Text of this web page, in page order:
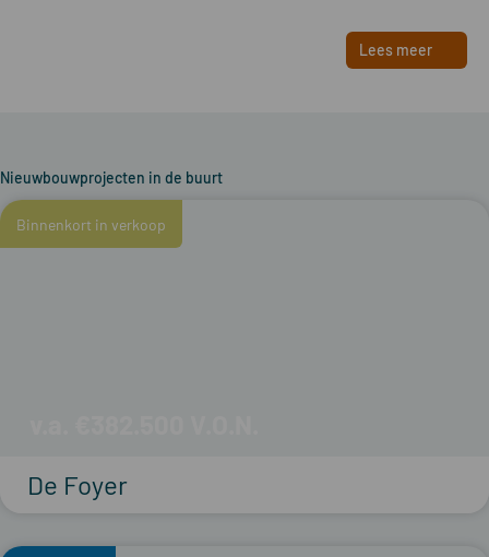
Lees meer
Nieuwbouwprojecten in de buurt
Binnenkort in verkoop
De Foyer